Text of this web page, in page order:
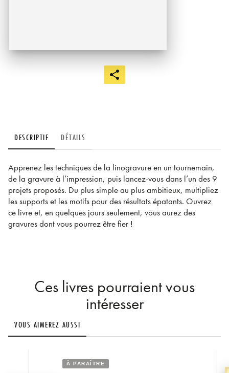
DESCRIPTIF DÉTAILS
Apprenez les techniques de la linogravure en un tournemain,
de la gravure à l’impression, puis lancez-vous dans l’un des 9
projets proposés. Du plus simple au plus ambitieux, multipliez
les supports et les motifs pour des résultats épatants. Ouvrez
ce livre et, en quelques jours seulement, vous aurez des
gravures dont vous pourrez être fier !
Ces livres pourraient vous
intéresser
VOUS AIMEREZ AUSSI
À PARAÎTRE